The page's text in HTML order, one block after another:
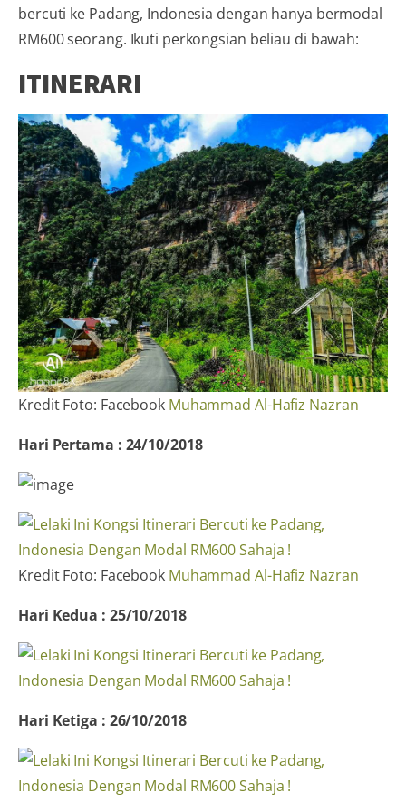
bercuti ke Padang, Indonesia dengan hanya bermodal
RM600 seorang. Ikuti perkongsian beliau di bawah:
ITINERARI
Kredit Foto: Facebook Muhammad Al-Hafiz Nazran
Hari Pertama : 24/10/2018
Kredit Foto: Facebook Muhammad Al-Hafiz Nazran
Hari Kedua : 25/10/2018
Hari Ketiga : 26/10/2018